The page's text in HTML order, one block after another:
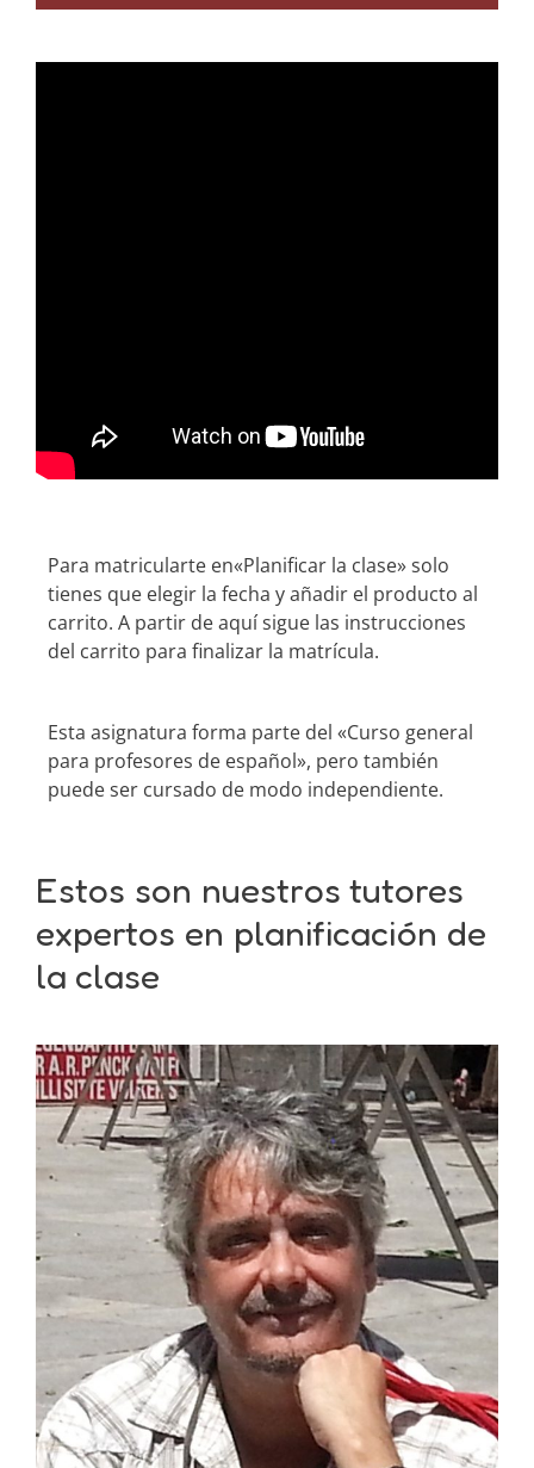
Para matricularte en«Planificar la clase» solo
tienes que elegir la fecha y añadir el producto al
carrito. A partir de aquí sigue las instrucciones
del carrito para finalizar la matrícula.
Esta asignatura forma parte del «Curso general
para profesores de español», pero también
puede ser cursado de modo independiente.
Estos son nuestros tutores
expertos en planificación de
la clase